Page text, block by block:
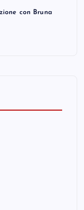
con Bruna